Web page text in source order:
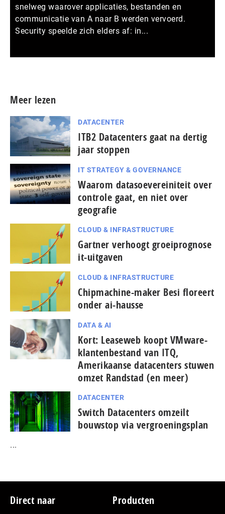
snelweg waarover applicaties, bestanden en
communicatie van A naar B werden vervoerd.
Security speelde zich elders af: in...
Meer lezen
DATACENTER
ITB2 Datacenters gaat na dertig
jaar stoppen
IT STRATEGY & GOVERNANCE
Waarom datasoevereiniteit over
controle gaat, en niet over
geografie
CLOUD & INFRASTRUCTURE
Gartner verhoogt groeiprognose
it-uitgaven
CLOUD & INFRASTRUCTURE
Chipmachine-maker Besi floreert
onder ai-hausse
DATA & AI
Kort: Leaseweb koopt VMware-
klantenbestand van ITQ,
Amerikaanse datacenters stuwen
omzet Randstad (en meer)
DATACENTER
Switch Datacenters omzeilt
bouwstop via vergroeningsplan
...
Footer
Direct naar Producten